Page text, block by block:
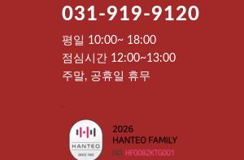
031-919-9120
평일 10:00~ 18:00
점심시간 12:00~13:00
주말, 공휴일 휴무
-